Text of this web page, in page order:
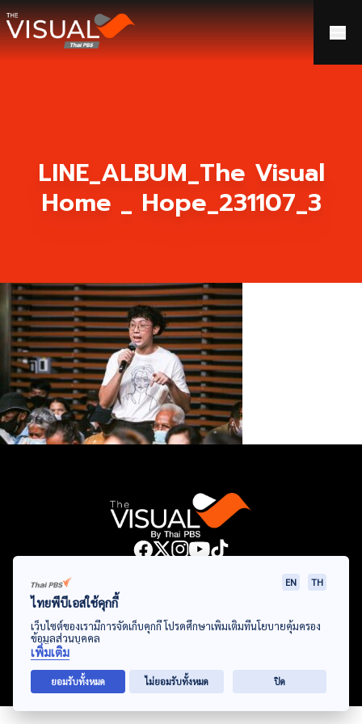
ข้ามไปยังเนื้อหา
LINE_ALBUM_The Visual
Home _ Hope_231107_3
Data Viz Topics
© Thai Public Broadcasting Service. All Rights Reserved
2024
ไทยพีบีเอสใช้คุกกี้
EN TH
เว็บไซต์ของเรามีการจัดเก็บคุกกี้ โปรดศึกษาเพิ่มเติมที่นโยบายคุ้มครอง
ข้อมูลส่วนบุคคล
เพิ่มเติม
ยอมรับทั้งหมด ไม่ยอมรับทั้งหมด ปิด